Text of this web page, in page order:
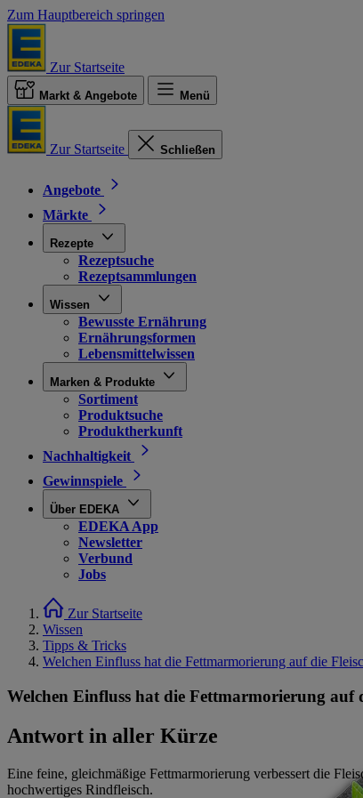
Zum Hauptbereich springen
Zur Startseite
Markt & Angebote Menü
Zur Startseite Schließen
Angebote
Märkte
Rezepte
Rezeptsuche
Rezeptsammlungen
Wissen
Bewusste Ernährung
Ernährungsformen
Lebensmittelwissen
Marken & Produkte
Sortiment
Produktsuche
Produktherkunft
Nachhaltigkeit
Gewinnspiele
Über EDEKA
EDEKA App
Newsletter
Verbund
Jobs
Zur Startseite
Wissen
Tipps & Tricks
Welchen Einfluss hat die Fettmarmorierung auf die
Welchen Einfluss hat die Fettmarmorierung auf
Antwort in aller Kürze
Eine feine, gleichmäßige Fettmarmorierung verbessert die
hochwertiges Rindfleisch.